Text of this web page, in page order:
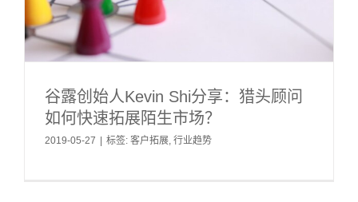
谷露创始人Kevin Shi分享：猎头顾问
如何快速拓展陌生市场？
2019-05-27 标签: 客户拓展, 行业趋势